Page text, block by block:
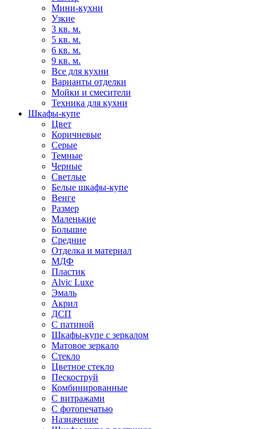
Мини-кухни
Узкие
3 кв. м.
5 кв. м.
6 кв. м.
9 кв. м.
Все для кухни
Варианты отделки
Мойки и смесители
Техника для кухни
Шкафы-купе
Цвет
Коричневые
Серые
Темные
Черные
Светлые
Белые шкафы-купе
Венге
Размер
Маленькие
Большие
Средние
Отделка и материал
МДФ
Пластик
Alvic Luxe
Эмаль
Акрил
ДСП
С патиной
Шкафы-купе с зеркалом
Матовое зеркало
Стекло
Цветное стекло
Пескоструй
Комбинированные
С витражами
С фотопечатью
Назначение